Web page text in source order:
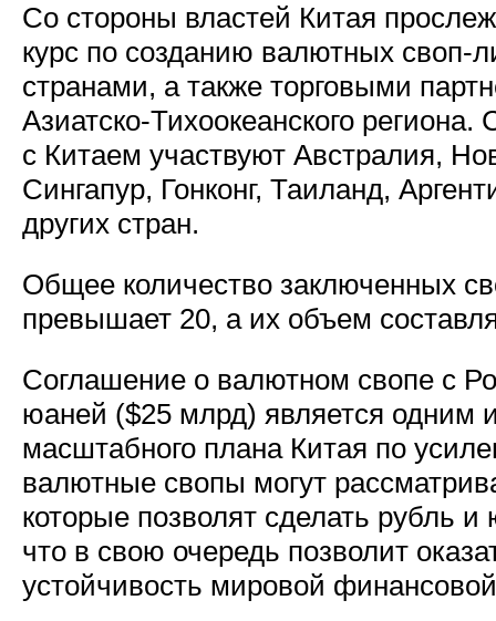
Со стороны властей Китая
курс по созданию валютных
странами, а также торговыми
Азиатско-Тихоокеанского
с Китаем участвуют Австралия,
Сингапур, Гонконг, Таиланд,
других стран.
Общее количество заключенных
превышает 20, а их объем
Соглашение о валютном свопе с
юаней ($25 млрд) является одним
масштабного плана Китая по
валютные свопы могут
которые позволят сделать рубль
что в свою очередь позволит
устойчивость мировой